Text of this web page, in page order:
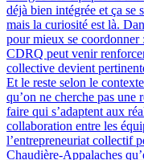
déjà bien intégrée et ça se
mais la curiosité est là.
pour mieux se coordonner
CDRQ peut venir
collective devient
Et le reste selon le
qu’on ne cherche pas une
faire qui s’adaptent aux
collaboration entre les
l’entrepreneuriat collectif
Chaudière-Appalaches